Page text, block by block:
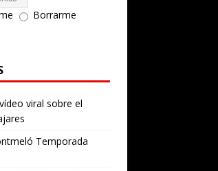
Borrarme
viral sobre el
Temporada